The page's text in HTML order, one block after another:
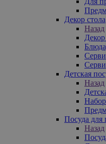
Декор стола
Назад
Декор
Детская
Назад
Посуда для
Назад